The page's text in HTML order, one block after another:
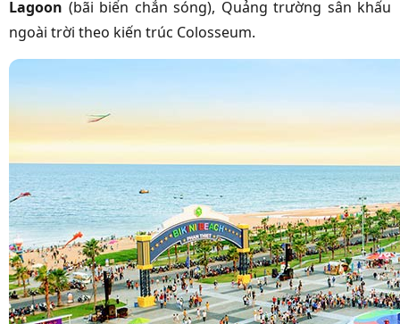
Lagoon (bãi biển chắn sóng), Quảng trường sân khấu
ngoài trời theo kiến trúc Colosseum.